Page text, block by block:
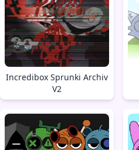
Incredibox Sprunki Archiv
V2